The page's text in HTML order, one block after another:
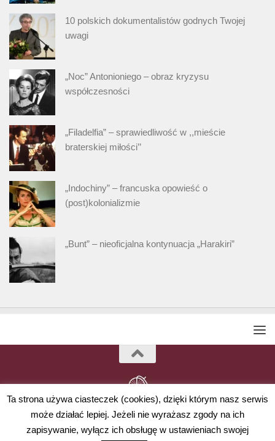
10 polskich dokumentalistów godnych Twojej
uwagi
„Noc” Antonioniego – obraz kryzysu
współczesności
„Filadelfia” – sprawiedliwość w ,,mieście
braterskiej miłości’’
„Indochiny” – francuska opowieść o
(post)kolonializmie
„Bunt” – nieoficjalna kontynuacja „Harakiri”
Powered by - Designed with Hueman Pro
Ta strona używa ciasteczek (cookies), dzięki którym nasz serwis
może działać lepiej. Jeżeli nie wyrażasz zgody na ich
zapisywanie, wyłącz ich obsługę w ustawieniach swojej